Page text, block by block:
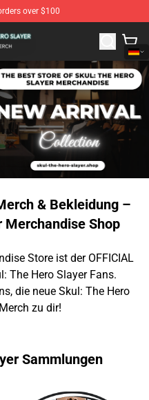
over $100
- Official Skul: The Hero
& Bekleidung –
Merchandise Shop
Store ist der OFFICIAL
The Hero Slayer Fans.
die neue Skul: The Hero
zu dir!
Sammlungen